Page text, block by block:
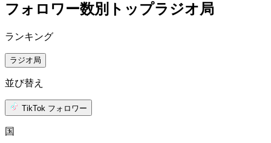
フォロワー数別トップラジオ局
ランキング
ラジオ局
並び替え
TikTok フォロワー
国